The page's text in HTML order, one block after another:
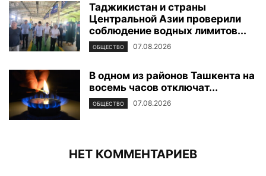
Таджикистан и страны
Центральной Азии проверили
соблюдение водных лимитов...
ОБЩЕСТВО 07.08.2026
В одном из районов Ташкента на
восемь часов отключат...
ОБЩЕСТВО 07.08.2026
НЕТ КОММЕНТАРИЕВ